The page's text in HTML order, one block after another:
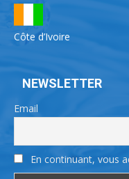
Côte d’Ivoire
NEWSLETTER
Email
En continuant, vous